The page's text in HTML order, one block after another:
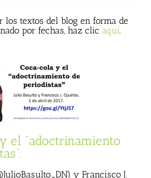
los textos del blog en forma de
por fechas, haz clic aquí.
el “adoctrinamiento
y Francisco J.